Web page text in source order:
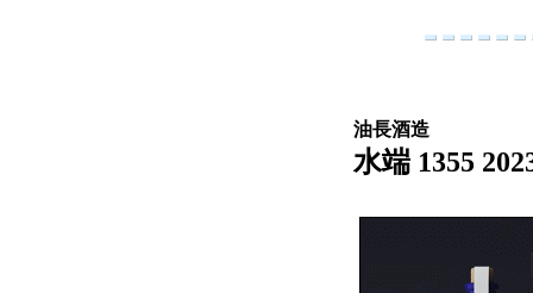
油長酒造
水端 1355